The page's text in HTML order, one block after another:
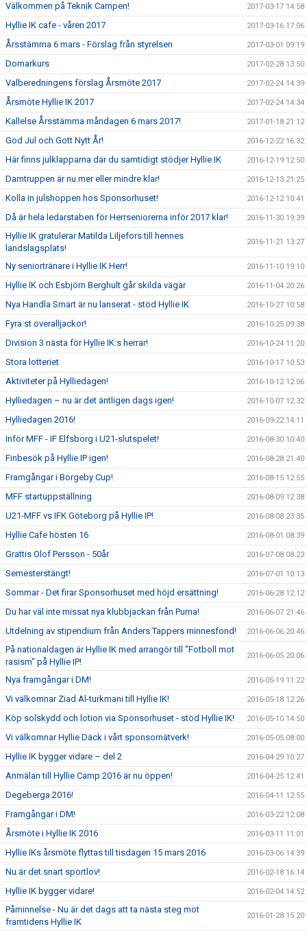
Välkommen på Teknik Campen! 2017-03-17 14:58
Hyllie IK cafe - våren 2017 2017-03-16 17:06
Årsstämma 6 mars - Förslag från styrelsen 2017-03-01 09:19
Domarkurs 2017-02-28 13:50
Valberedningens förslag Årsmöte 2017 2017-02-24 14:39
Årsmöte Hyllie IK 2017 2017-02-24 14:34
Kallelse Årsstämma måndagen 6 mars 2017! 2017-01-18 21:12
God Jul och Gott Nytt År! 2016-12-22 16:32
Här finns julklapparna där du samtidigt stödjer Hyllie IK 2016-12-19 12:50
Damtruppen är nu mer eller mindre klar! 2016-12-13 21:25
Kolla in julshoppen hos Sponsorhuset! 2016-12-12 10:41
Då är hela ledarstaben för Herrseniorerna inför 2017 klar! 2016-11-30 19:39
Hyllie IK gratulerar Matilda Liljefors till hennes
landslagsplats!
2016-11-21 13:27
Ny seniortränare i Hyllie IK Herr! 2016-11-10 19:10
Hyllie IK och Esbjörn Berghult går skilda vägar 2016-11-04 20:26
Nya Handla Smart är nu lanserat - stöd Hyllie IK 2016-10-27 10:58
Fyra st overalljackor! 2016-10-25 09:38
Division 3 nästa för Hyllie IK:s herrar! 2016-10-24 11:20
Stora lotteriet 2016-10-17 10:53
Aktiviteter på Hylliedagen! 2016-10-12 12:06
Hylliedagen – nu är det äntligen dags igen! 2016-10-07 12:32
Hylliedagen 2016! 2016-09-22 14:11
Inför MFF - IF Elfsborg i U21-slutspelet! 2016-08-30 10:40
Finbesök på Hyllie IP igen! 2016-08-28 21:40
Framgångar i Borgeby Cup! 2016-08-15 12:55
MFF startuppställning 2016-08-09 12:38
U21-MFF vs IFK Göteborg på Hyllie IP! 2016-08-08 23:35
Hyllie Cafe hösten 16 2016-08-01 08:39
Grattis Olof Persson - 50år 2016-07-08 08:23
Semesterstängt! 2016-07-01 10:13
Sommar - Det firar Sponsorhuset med höjd ersättning! 2016-06-28 12:12
Du har väl inte missat nya klubbjackan från Puma! 2016-06-07 21:46
Utdelning av stipendium från Anders Tappers minnesfond! 2016-06-06 20:46
På nationaldagen är Hyllie IK med arrangör till "Fotboll mot
rasism" på Hyllie IP!
2016-06-05 20:06
Nya framgångar i DM! 2016-05-19 11:22
Vi välkomnar Ziad Al-turkmani till Hyllie IK! 2016-05-18 12:26
Köp solskydd och lotion via Sponsorhuset - stöd Hyllie IK! 2016-05-10 14:50
Vi välkomnar Hyllie Däck i vårt sponsornätverk! 2016-05-05 08:00
Hyllie IK bygger vidare – del 2 2016-04-29 10:27
Anmälan till Hyllie Camp 2016 är nu öppen! 2016-04-25 12:41
Degeberga 2016! 2016-04-11 12:55
Framgångar i DM! 2016-03-22 12:08
Årsmöte i Hyllie IK 2016 2016-03-11 11:01
Hyllie IKs årsmöte flyttas till tisdagen 15 mars 2016 2016-03-06 14:39
Nu är det snart sportlov! 2016-02-18 16:14
Hyllie IK bygger vidare! 2016-02-04 14:52
Påminnelse - Nu är det dags att ta nästa steg mot
framtidens Hyllie IK
2016-01-28 15:20